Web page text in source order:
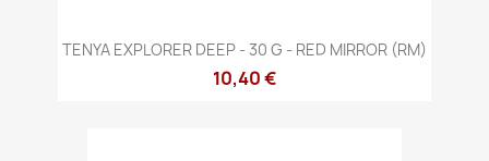
TENYA EXPLORER DEEP - 30 G - RED MIRROR (RM)
10,40 €